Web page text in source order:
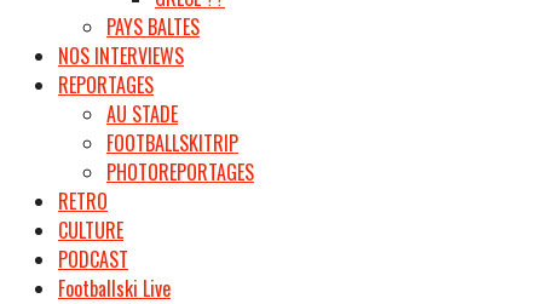
PAYS BALTES
NOS INTERVIEWS
REPORTAGES
AU STADE
FOOTBALLSKITRIP
PHOTOREPORTAGES
RETRO
CULTURE
PODCAST
Footballski Live